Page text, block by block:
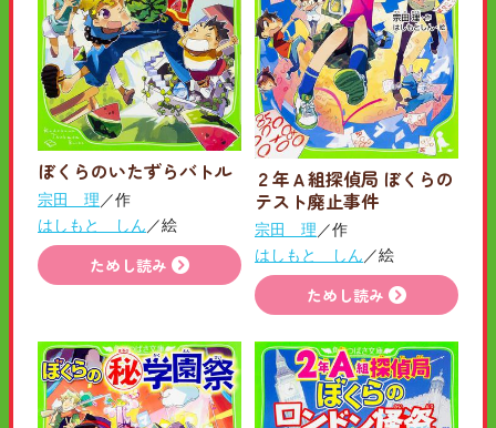
ぼくらのいたずらバトル
宗田 理 ／作
はしもと しん ／絵
ためし読み
２年Ａ組探偵局 ぼくらの
テスト廃止事件
宗田 理 ／作
はしもと しん ／絵
ためし読み